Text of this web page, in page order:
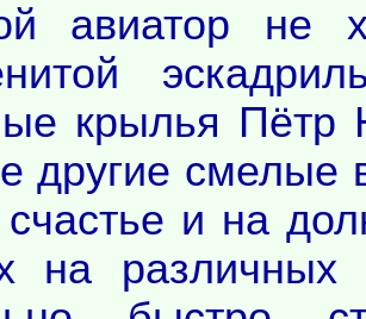
авиатор не
крылья Пётр
другие
счастье и на
на различных